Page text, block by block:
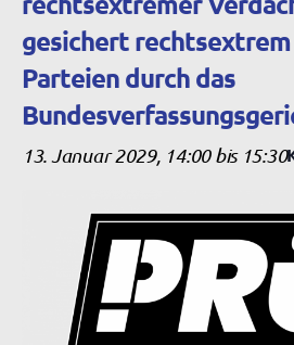
gesichert
Parteien durch das
13. Januar 2029, 14:00bis 15:30